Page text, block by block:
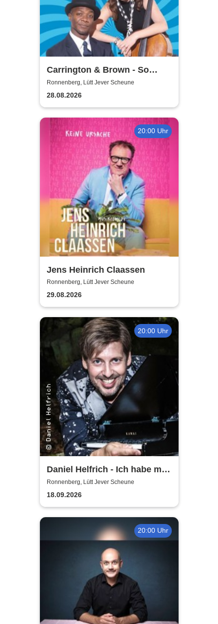
Carrington & Brown - So
Beritsh
Ronnenberg, Lütt Jever Scheune
28.08.2026
20:00 Uhr
Jens Heinrich Claassen
Ronnenberg, Lütt Jever Scheune
29.08.2026
20:00 Uhr
Daniel Helfrich - Ich habe mir
gerade noch gefehlt
Ronnenberg, Lütt Jever Scheune
18.09.2026
20:00 Uhr